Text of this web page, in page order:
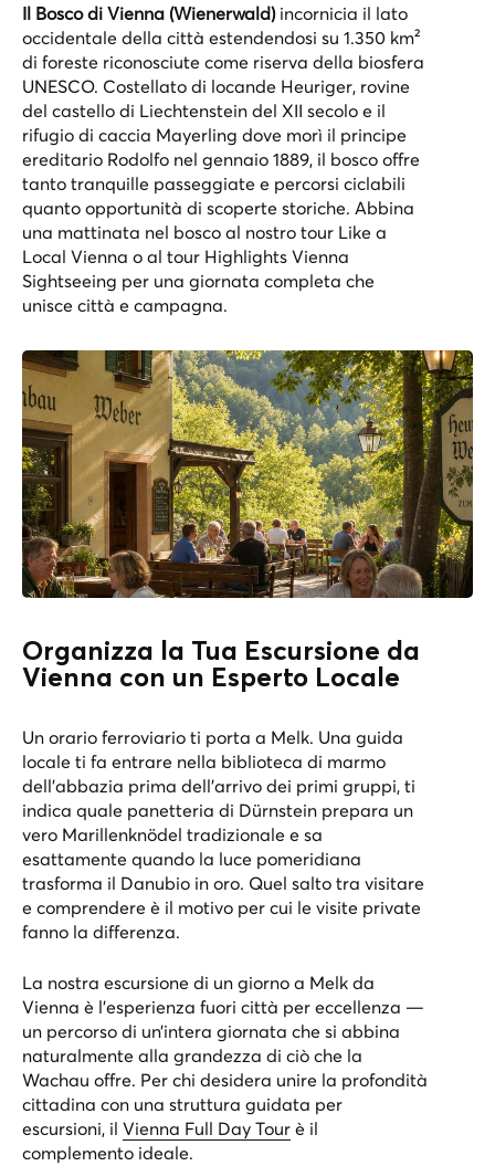
Il Bosco di Vienna (Wienerwald)incornicia il lato
occidentale della città estendendosi su 1.350 km²
di foreste riconosciute come riserva della biosfera
UNESCO. Costellato di locande Heuriger, rovine
del castello di Liechtenstein del XII secolo e il
rifugio di caccia Mayerling dove morì il principe
ereditario Rodolfo nel gennaio 1889, il bosco offre
tanto tranquille passeggiate e percorsi ciclabili
quanto opportunità di scoperte storiche. Abbina
una mattinata nel bosco al nostro tour Like a
Local Vienna o al tour Highlights Vienna
Sightseeing per una giornata completa che
unisce città e campagna.
Organizza la Tua Escursione da
Vienna con un Esperto Locale
Un orario ferroviario ti porta a Melk. Una guida
locale ti fa entrare nella biblioteca di marmo
dell’abbazia prima dell’arrivo dei primi gruppi, ti
indica quale panetteria di Dürnstein prepara un
vero Marillenknödel tradizionale e sa
esattamente quando la luce pomeridiana
trasforma il Danubio in oro. Quel salto tra visitare
e comprendere è il motivo per cui le visite private
fanno la differenza.
La nostra escursione di un giorno a Melk da
Vienna è l’esperienza fuori città per eccellenza —
un percorso di un’intera giornata che si abbina
naturalmente alla grandezza di ciò che la
Wachau offre. Per chi desidera unire la profondità
cittadina con una struttura guidata per
escursioni, il Vienna Full Day Tour è il
complemento ideale.